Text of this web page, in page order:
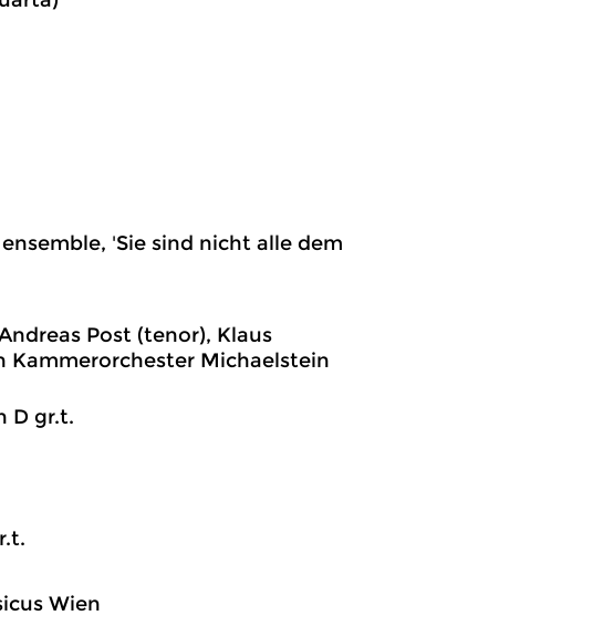
'Sie sind nicht alle dem
Post (tenor), Klaus
Kammerorchester Michaelstein
D gr.t.
Wien